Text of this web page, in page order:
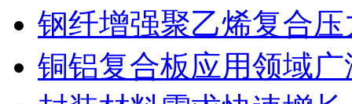
钢纤增强聚乙烯复合
铜铝复合板应用领域